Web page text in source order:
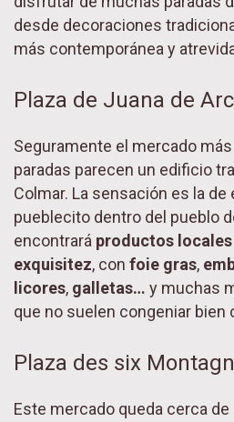
desde decoraciones
más contemporánea y
Plaza de Juana de
Seguramente el mercado
paradas parecen un edificio
Colmar. La sensación es la de
pueblecito dentro del pueblo
encontrará productos
exquisitez, con foie gras,
licores, galletas… y muchas
que no suelen congeniar bien
Plaza des six
Este mercado queda cerca de